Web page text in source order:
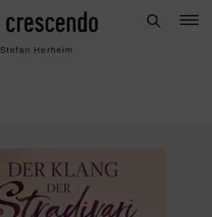
Stefan Herheim